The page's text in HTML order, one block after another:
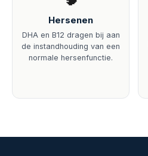
Hersenen
DHA en B12 dragen bij aan
de instandhouding van een
normale hersenfunctie.